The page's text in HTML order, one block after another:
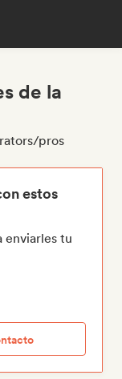
de la
pros
estos
enviarles tu